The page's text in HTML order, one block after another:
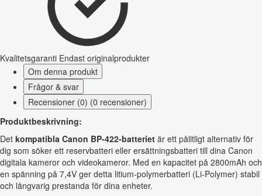
Kvalitetsgaranti Endast originalprodukter
Om denna produkt
Frågor & svar
Recensioner (0) (0 recensioner)
Produktbeskrivning:
Det kompatibla Canon BP-422-batteriet är ett pålitligt alternativ för
dig som söker ett reservbatteri eller ersättningsbatteri till dina Canon
digitala kameror och videokameror. Med en kapacitet på 2800mAh och
en spänning på 7,4V ger detta litium-polymerbatteri (Li-Polymer) stabil
och långvarig prestanda för dina enheter.